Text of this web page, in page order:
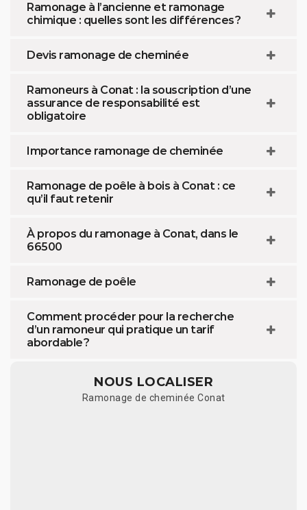
Ramonage à l’ancienne et ramonage
chimique : quelles sont les différences ?
Devis ramonage de cheminée
Ramoneurs à Conat : la souscription d’une
assurance de responsabilité est
obligatoire
Importance ramonage de cheminée
Ramonage de poêle à bois à Conat : ce
qu’il faut retenir
À propos du ramonage à Conat, dans le
66500
Ramonage de poêle
Comment procéder pour la recherche
d’un ramoneur qui pratique un tarif
abordable ?
NOUS LOCALISER
Ramonage de cheminée Conat